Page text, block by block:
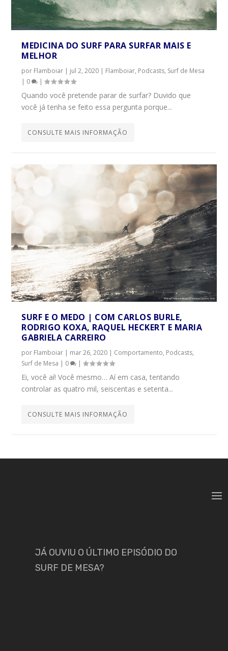
MEDICINA DO SURF PARA SURFAR MAIS E
MELHOR
por Flamboiar | jul 2, 2020 | Flamboiar, Podcasts, Surf de Mesa
| 0 |
Quando você pretende parar de surfar? Duvido que
você já tenha se feito essa pergunta porque...
CONSULTE MAIS INFORMAÇÃO
SURF E O MEDO | COM CARLOS BURLE,
RODRIGO KOXA, RAQUEL HECKERT E MARIA
GABRIELA CARREIRO
por Flamboiar | mar 26, 2020 | Comportamento, Podcasts,
Surf de Mesa | 0 |
Ei, você aí! Você mesmo… Aí em casa, tentando
controlar as quatro mil, seiscentas e setenta...
CONSULTE MAIS INFORMAÇÃO
JÁ OUVIU O ÚLTIMO EPISÓDIO DO
SURF DE MESA?